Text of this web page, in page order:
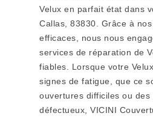
Velux en parfait état dans
Callas, 83830. Grâce à
efficaces, nous nous
services de réparation de
fiables. Lorsque votre
signes de fatigue, que ce
ouvertures difficiles ou des
défectueux, VICINI